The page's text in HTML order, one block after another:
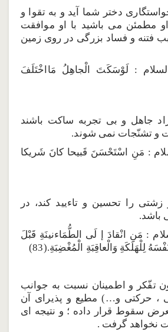
دختر شما آيد و به تقوا و
او مطمئن مى باشيد با او موافقت
فتنه و فساد بزرگى در روى زمين
السلام : لَوْسَكَتَ الْجاهِلُ مَااخْتَلَفَ
جاهل و بى تجربه ساكت باشند
و تشنّجات نمى شوند.
: مَنِ اسْتَحْسَنَ قَبيحا كانَ شَريكا
را تحسين و تاءييد كند، در
باشد.
: مَنِ انْقادَ إ لَى الطُّمَاءنينَةِ قَبْلَ
لِلْهَلَكَةِ وَالْعاقِبَةِ الْمُغْضِبَةِ.(83)
تفّكر و اطمينان نسبت به جوانب
، حركتى و…) مطيع و پذيراى آن
سقوط قرار داده ؛ و نتيجه اى
نخواهد گرفت .